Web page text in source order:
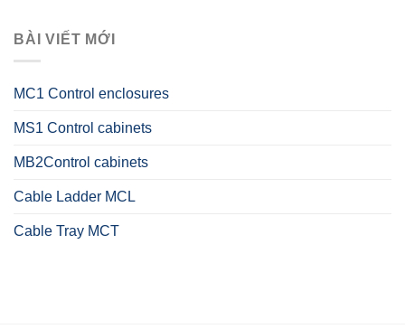
BÀI VIẾT MỚI
MC1 Control enclosures
MS1 Control cabinets
MB2Control cabinets
Cable Ladder MCL
Cable Tray MCT